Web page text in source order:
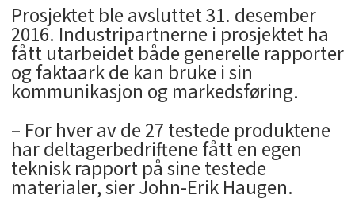
Prosjektet ble avsluttet 31. desember
2016. Industripartnerne i prosjektet ha
fått utarbeidet både generelle rapporter
og faktaark de kan bruke i sin
kommunikasjon og markedsføring.
– For hver av de 27 testede produktene
har deltagerbedriftene fått en egen
teknisk rapport på sine testede
materialer, sier John-Erik Haugen.